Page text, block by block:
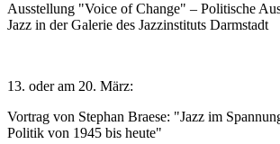
Ausstellung "Voice of Change" – Politische
Jazz in der Galerie des Jazzinstituts Darmstadt
13. oder am 20. März:
Vortrag von Stephan Braese: "Jazz im
Politik von 1945 bis heute"